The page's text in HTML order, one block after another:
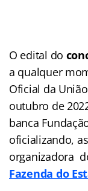
O edital do
a qualquer
Oficial da
outubro de
banca
oficializando,
organizadora
Fazenda do